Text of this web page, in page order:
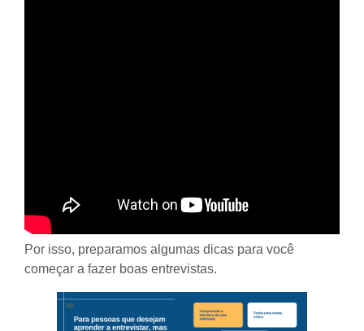
Por isso, preparamos algumas dicas para você
começar a fazer boas entrevistas.